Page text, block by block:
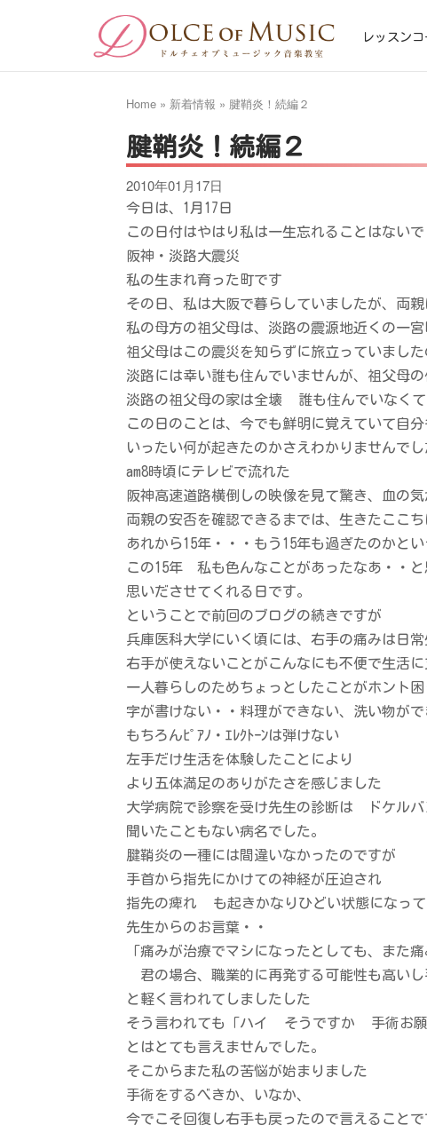
Home
レッスンコ
Home » 新着情報 » 腱鞘炎！続編２
腱鞘炎！続編２
2010年01月17日
今日は、1月17日
この日付はやはり私は一生忘れることはないで
阪神・淡路大震災
私の生まれ育った町です
その日、私は大阪で暮らしていましたが、両
私の母方の祖父母は、淡路の震源地近くの一宮
祖父母はこの震災を知らずに旅立っていました
淡路には幸い誰も住んでいませんが、祖父母の
淡路の祖父母の家は全壊
誰も住んでいなく
この日のことは、今でも鮮明に覚えていて自
いったい何が起きたのかさえわかりませんでし
am8時頃にテレビで流れた
阪神高速道路横倒しの映像を見て驚き、血の気
両親の安否を確認できるまでは、生きたここ
あれから15年・・・もう15年も過ぎたのかと
この15年 私も色んなことがあったなあ・・
思いださせてくれる日です。
ということで前回のブログの続きですが
兵庫医科大学にいく頃には、右手の痛みは日
右手が使えないことがこんなにも不便で生活
一人暮らしのためちょっとしたことがホント困
字が書けない・・料理ができない、洗い物がで
もちろんﾋﾟｱﾉ・ｴﾚｸﾄｰﾝは弾けない
左手だけ生活を体験したことにより
より五体満足のありがたさを感じました
大学病院で診察を受け先生の診断は ドケルバ
聞いたこともない病名でした。
腱鞘炎の一種には間違いなかったのですが
手首から指先にかけての神経が圧迫され
指先の痺れ
も起きかなりひどい状態になって
先生からのお言葉・・
「痛みが治療でマシになったとしても、また痛
君の場合、職業的に再発する可能性も高いし
と軽く言われてしましたした
そう言われても「ハイ
そうですか 手術お
とはとても言えませんでした。
そこからまた私の苦悩が始まりました
手術をするべきか、いなか、
今でこそ回復し右手も戻ったので言えることで